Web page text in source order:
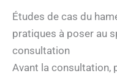
Études de cas du
pratiques à poser au
consultation
Avant la consultation,